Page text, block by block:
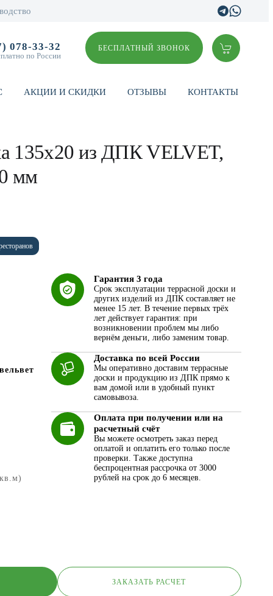
078-33-32
по России
БЕСПЛАТНЫЙ ЗВОНОК
АКЦИИ И СКИДКИ ОТЗЫВЫ КОНТАКТЫ
135х20 из ДПК VELVET,
мм
Гарантия 3 года
Срок эксплуатации террасной доски и
других изделий из ДПК составляет не
менее 15 лет. В течение первых трёх
лет действует гарантия: при
возникновении проблем мы либо
вернём деньги, либо заменим товар.
Доставка по всей России
Мы оперативно доставим террасные
доски и продукцию из ДПК прямо к
вам домой или в удобный пункт
самовывоза.
Оплата при получении или на
расчетный счёт
Вы можете осмотреть заказ перед
оплатой и оплатить его только после
проверки. Также доступна
беспроцентная рассрочка от 3000
рублей на срок до 6 месяцев.
ЗАКАЗАТЬ РАСЧЕТ